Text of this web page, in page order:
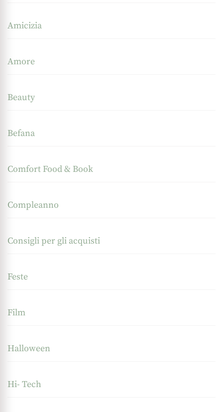
Amicizia
Amore
Beauty
Befana
Comfort Food & Book
Compleanno
Consigli per gli acquisti
Feste
Film
Halloween
Hi- Tech